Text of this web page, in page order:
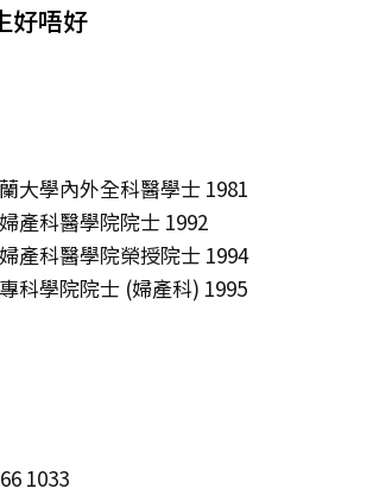
好唔好
大學內外全科醫學士 1981
產科醫學院院士 1992
產科醫學院榮授院士 1994
科學院院士 (婦產科) 1995
1033